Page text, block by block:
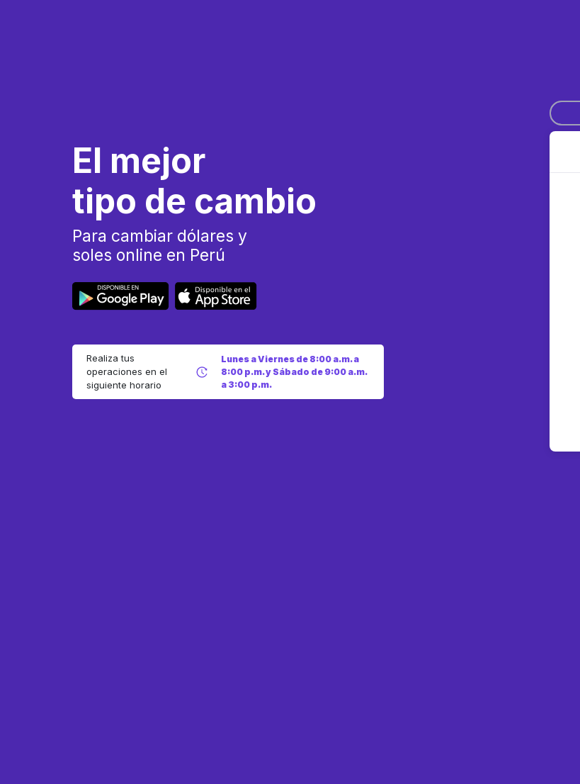
El mejor
tipo de cambio
Para cambiar dólares y
soles online en Perú
Realiza tus
operaciones en el
siguiente horario
Lunes a Viernes de 8:00 a.m. a
8:00 p.m. y Sábado de 9:00 a.m.
a 3:00 p.m.